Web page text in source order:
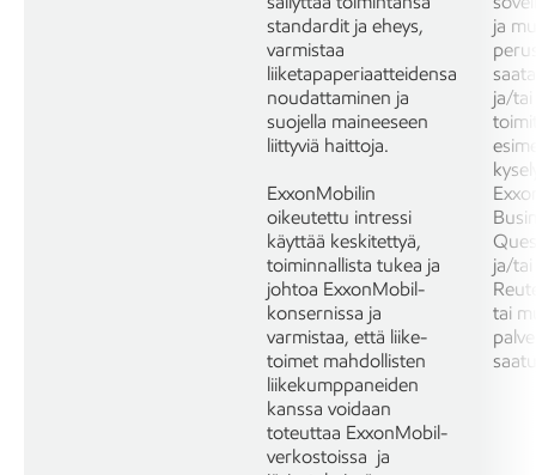
standardit ja eheys,
varmistaa
liiketapaperiaatteidensa
noudattaminen ja
suojella maineeseen
liittyviä haittoja.
ExxonMobilin
oikeutettu intressi
käyttää keskitettyä,
toiminnallista tukea ja
johtoa ExxonMobil-
konsernissa ja
varmistaa, että liike-
toimet mahdollisten
liikekumppaneiden
kanssa voidaan
toteuttaa ExxonMobil-
verkostoissa ja
ja
ja/
ja/
tai